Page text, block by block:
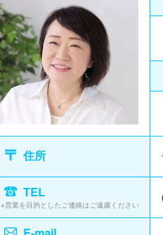
住所
TEL
※営業を目的としたご連絡はご遠慮ください